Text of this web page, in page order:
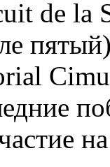
de la